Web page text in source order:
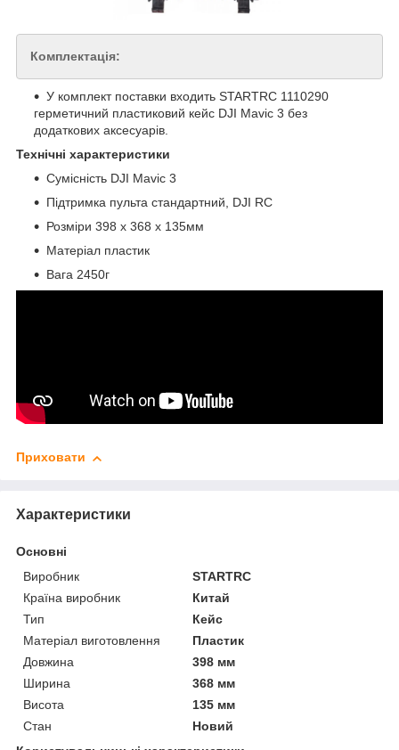
Комплектація:
У комплект поставки входить STARTRC 1110290
герметичний пластиковий кейс DJI Mavic 3 без
додаткових аксесуарів.
Технічні характеристики
Сумісність DJI Mavic 3
Підтримка пульта стандартний, DJI RC
Розміри 398 x 368 x 135мм
Матеріал пластик
Вага 2450г
Приховати
Характеристики
Основні
Виробник
STARTRC
Країна виробник
Китай
Тип
Кейс
Матеріал виготовлення
Пластик
Довжина
398 мм
Ширина
368 мм
Висота
135 мм
Стан
Новий